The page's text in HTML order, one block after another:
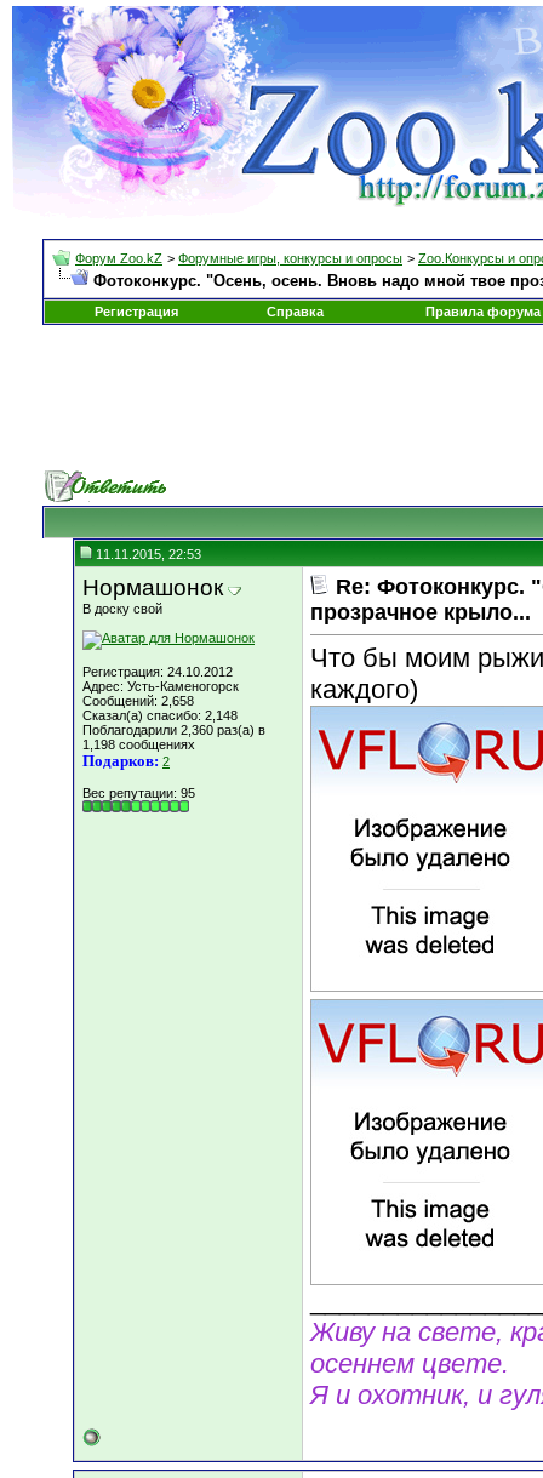
Форум Zoo.kZ > Форумные игры, конкурсы и опросы > Zoo.Конкурсы и
Фотоконкурс. "Осень, осень. Вновь надо мной твое
Регистрация Справка Правила форума
11.11.2015, 22:53
Нормашонок
В доску свой
Регистрация: 24.10.2012
Адрес: Усть-Каменогорск
Сообщений: 2,658
Сказал(а) спасибо: 2,148
Поблагодарили 2,360 раз(а) в
1,198 сообщениях
Подарков: 2
Вес репутации: 95
Re: Фотоконкурс.
прозрачное крыло...
Что бы моим
каждого)
Живу на свете,
осеннем цвете.
Я и охотник, и